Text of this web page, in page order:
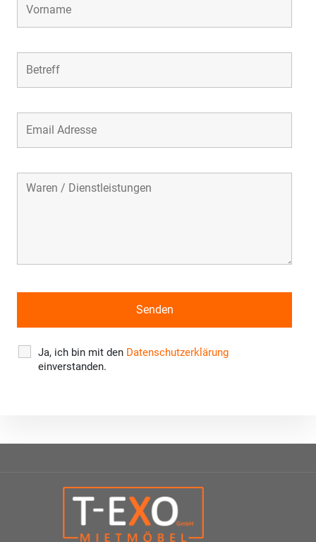
Ja, ich bin mit den Datenschutzerklärung
einverstanden.